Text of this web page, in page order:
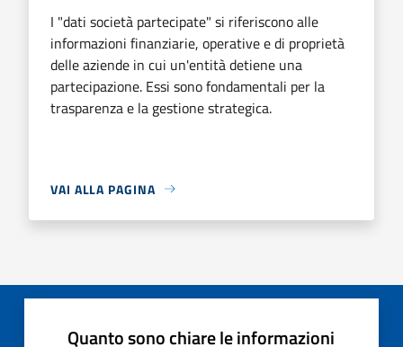
I "dati società partecipate" si riferiscono alle
informazioni finanziarie, operative e di proprietà
delle aziende in cui un'entità detiene una
partecipazione. Essi sono fondamentali per la
trasparenza e la gestione strategica.
VAI ALLA PAGINA
Quanto sono chiare le informazioni